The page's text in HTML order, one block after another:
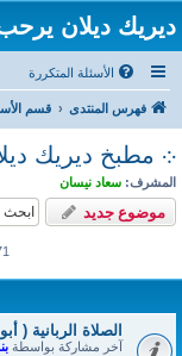
ديريك ديلان
الأسئلة المتكررة
فهرس المنتدى قسم
܀ مطبخ ديريك
المشرف: سعاد نيسان
موضوع جديد
الصلاة الربانية (
آخر مشاركة بواسطة